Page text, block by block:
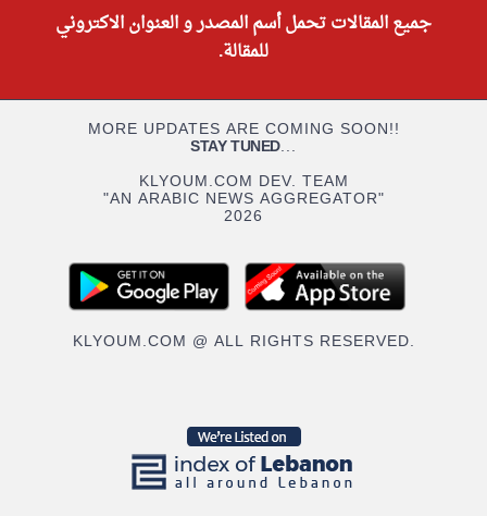
جميع المقالات تحمل أسم المصدر و العنوان الاكتروني
للمقالة.
MORE UPDATES ARE COMING SOON!!
STAY TUNED...
KLYOUM.COM DEV. TEAM
"AN ARABIC NEWS AGGREGATOR"
2026
KLYOUM.COM @ ALL RIGHTS RESERVED.